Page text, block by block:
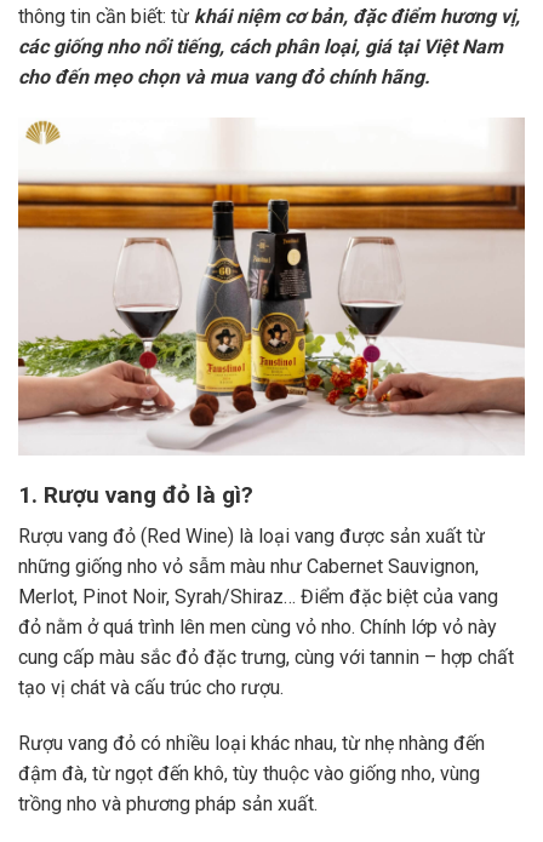
thông tin cần biết: từ khái niệm cơ bản, đặc điểm hương vị,
các giống nho nổi tiếng, cách phân loại, giá tại Việt Nam
cho đến mẹo chọn và mua vang đỏ chính hãng.
1. Rượu vang đỏ là gì?
Rượu vang đỏ (Red Wine) là loại vang được sản xuất từ
những giống nho vỏ sẫm màu như Cabernet Sauvignon,
Merlot, Pinot Noir, Syrah/Shiraz… Điểm đặc biệt của vang
đỏ nằm ở quá trình lên men cùng vỏ nho. Chính lớp vỏ này
cung cấp màu sắc đỏ đặc trưng, cùng với tannin – hợp chất
tạo vị chát và cấu trúc cho rượu.
Rượu vang đỏ có nhiều loại khác nhau, từ nhẹ nhàng đến
đậm đà, từ ngọt đến khô, tùy thuộc vào giống nho, vùng
trồng nho và phương pháp sản xuất.